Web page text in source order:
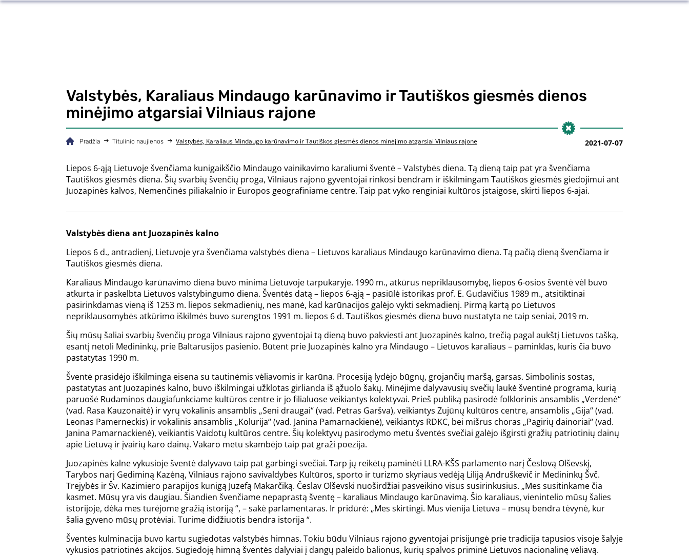
Valstybės, Karaliaus Mindaugo karūnavimo ir Tautiškos giesmės dienos
minėjimo atgarsiai Vilniaus rajone
Pradžia Titulinio naujienos Valstybės, Karaliaus Mindaugo karūnavimo ir Tautiškos giesmės dienos minėjimo atgarsiai Vilniaus rajone 2021-07-07
Liepos 6-ąją Lietuvoje švenčiama kunigaikščio Mindaugo vainikavimo karaliumi šventė – Valstybės diena. Tą dieną taip pat yra švenčiama
Tautiškos giesmės diena. Šių svarbių švenčių proga, Vilniaus rajono gyventojai rinkosi bendram ir iškilmingam Tautiškos giesmės giedojimui ant
Juozapinės kalvos, Nemenčinės piliakalnio ir Europos geografiniame centre. Taip pat vyko renginiai kultūros įstaigose, skirti liepos 6-ajai.
Valstybės diena ant Juozapinės kalno
Liepos 6 d., antradienį, Lietuvoje yra švenčiama valstybės diena – Lietuvos karaliaus Mindaugo karūnavimo diena. Tą pačią dieną švenčiama ir
Tautiškos giesmės diena.
Karaliaus Mindaugo karūnavimo diena buvo minima Lietuvoje tarpukaryje. 1990 m., atkūrus nepriklausomybę, liepos 6-osios šventė vėl buvo
atkurta ir paskelbta Lietuvos valstybingumo diena. Šventės datą – liepos 6-ąją – pasiūlė istorikas prof. E. Gudavičius 1989 m., atsitiktinai
pasirinkdamas vieną iš 1253 m. liepos sekmadienių, nes manė, kad karūnacijos galėjo vykti sekmadienį. Pirmą kartą po Lietuvos
nepriklausomybės atkūrimo iškilmės buvo surengtos 1991 m. liepos 6 d. Tautiškos giesmės diena buvo nustatyta ne taip seniai, 2019 m.
Šių mūsų šaliai svarbių švenčių proga Vilniaus rajono gyventojai tą dieną buvo pakviesti ant Juozapinės kalno, trečią pagal aukštį Lietuvos tašką,
esantį netoli Medininkų, prie Baltarusijos pasienio. Būtent prie Juozapinės kalno yra Mindaugo – Lietuvos karaliaus – paminklas, kuris čia buvo
pastatytas 1990 m.
Šventė prasidėjo iškilminga eisena su tautinėmis vėliavomis ir karūna. Procesiją lydėjo būgnų, grojančių maršą, garsas. Simbolinis sostas,
pastatytas ant Juozapinės kalno, buvo iškilmingai užklotas girlianda iš ąžuolo šakų. Minėjime dalyvavusių svečių laukė šventinė programa, kurią
paruošė Rudaminos daugiafunkciame kultūros centre ir jo filialuose veikiantys kolektyvai. Prieš publiką pasirodė folklorinis ansamblis „Verdenė“
(vad. Rasa Kauzonaitė) ir vyrų vokalinis ansamblis „Seni draugai“ (vad. Petras Garšva), veikiantys Zujūnų kultūros centre, ansamblis „Gija“ (vad.
Leonas Pamerneckis) ir vokalinis ansamblis „Kolurija“ (vad. Janina Pamarnackienė), veikiantys RDKC, bei mišrus choras „Pagirių dainoriai“ (vad.
Janina Pamarnackienė), veikiantis Vaidotų kultūros centre. Šių kolektyvų pasirodymo metu šventės svečiai galėjo išgirsti gražių patriotinių dainų
apie Lietuvą ir įvairių karo dainų. Vakaro metu skambėjo taip pat graži poezija.
Juozapinės kalne vykusioje šventė dalyvavo taip pat garbingi svečiai. Tarp jų reikėtų paminėti LLRA-KŠS parlamento narį Česlovą Olševskį,
Tarybos narį Gediminą Kazėną, Vilniaus rajono savivaldybės Kultūros, sporto ir turizmo skyriaus vedėją Liliją Andruškevič ir Medininkų Švč.
Trejybės ir Šv. Kazimiero parapijos kunigą Juzefą Makarčiką. Česlav Olševski nuoširdžiai pasveikino visus susirinkusius. „Mes susitinkame čia
kasmet. Mūsų yra vis daugiau. Šiandien švenčiame nepaprastą šventę – karaliaus Mindaugo karūnavimą. Šio karaliaus, vienintelio mūsų šalies
istorijoje, dėka mes turėjome gražią istoriją “, – sakė parlamentaras. Ir pridūrė: „Mes skirtingi. Mus vienija Lietuva – mūsų bendra tėvynė, kur
šalia gyveno mūsų protėviai. Turime didžiuotis bendra istorija “.
Šventės kulminacija buvo kartu sugiedotas valstybės himnas. Tokiu būdu Vilniaus rajono gyventojai prisijungė prie tradicija tapusios visoje šalyje
vykusios patriotinės akcijos. Sugiedoję himną šventės dalyviai į dangų paleido balionus, kurių spalvos priminė Lietuvos nacionalinę vėliavą.